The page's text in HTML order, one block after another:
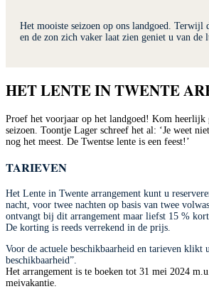
Het mooiste seizoen op ons landgoed. Terwijl
en de zon zich vaker laat zien geniet u van
HET LENTE IN TWENTE
Proef het voorjaar op het landgoed! Kom heerlijk
seizoen. Toontje Lager schreef het al: ‘Je weet
nog het meest. De Twentse lente is een feest!’
TARIEVEN
Het Lente in Twente arrangement kunt u
nacht, voor twee nachten op basis van twee
ontvangt bij dit arrangement maar liefst 15 %
De korting is reeds verrekend in de prijs.
Voor de actuele beschikbaarheid en tarieven klikt
beschikbaarheid”.
Het arrangement is te boeken tot 31 mei 2024
meivakantie.